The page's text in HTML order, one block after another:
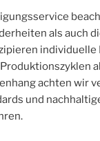
als auch
individuelle
achten wir
und